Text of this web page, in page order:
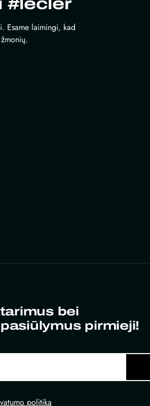
#lecler
Esame laimingi, kad
bei
pirmieji!
politika